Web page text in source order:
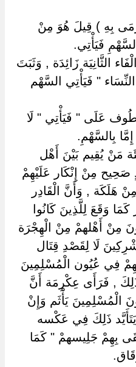
بِهِ ) قِيلَ هُوَ مِنْ
فَيَأْتِي.
الثَّانِيَة زَائِدَة , وَثَبَتَ
" فَيَأْتِي السَّهْم
عَلَى " فَيَأْتِي " لَا
بِالسَّهْمِ.
مَنْ يُقِيم بَيْنَ أَهْل
صَحِيح مِنْ إِنْكَار عَلَيْهِمْ
هَلَكَة , وَأَنَّ الْقَادِر
وَقَعَ لِلَّذِينَ كَانُوا
مِنْ أَهْلهمْ مِنْ الْهِجْرَة
لَا لِقَصْدِ قِتَال
فِي عُيُون الْمُسْلِمِينَ
, فَرَأَى عِكْرِمَة أَنَّ
الْمُسْلِمِينَ يَأْثَم وَإِنْ
ذَلِكَ فِي عَكْسه
بِهِمْ جَلِيسهمْ " كَمَا